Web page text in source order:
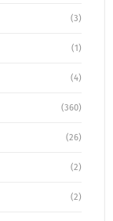
(3)
(1)
(4)
(360)
(26)
(2)
(2)